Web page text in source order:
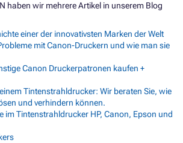
haben wir mehrere Artikel in unserem Blog
einer der innovativsten Marken der Welt
mit Canon-Druckern und wie man sie
Canon Druckerpatronen kaufen +
Tintenstrahldrucker: Wir beraten Sie, wie
und verhindern können.
im Tintenstrahldrucker HP, Canon, Epson und